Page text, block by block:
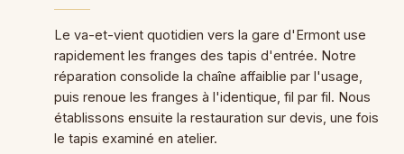
Le va-et-vient quotidien vers la gare d'Ermont use
rapidement les franges des tapis d'entrée. Notre
réparation consolide la chaîne affaiblie par l'usage,
puis renoue les franges à l'identique, fil par fil. Nous
établissons ensuite la restauration sur devis, une fois
le tapis examiné en atelier.